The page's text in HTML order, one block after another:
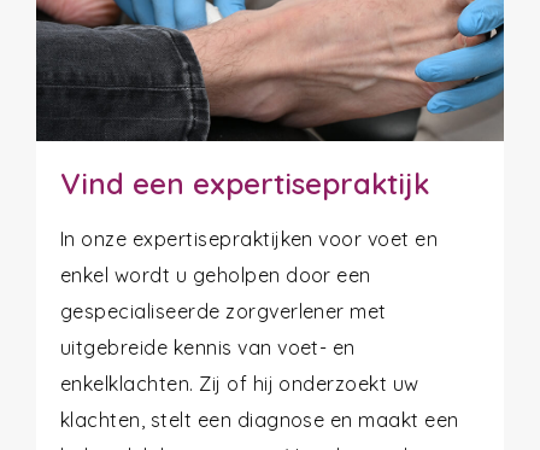
Vind een expertisepraktijk
In onze expertisepraktijken voor voet en
enkel wordt u geholpen door een
gespecialiseerde zorgverlener met
uitgebreide kennis van voet- en
enkelklachten. Zij of hij onderzoekt uw
klachten, stelt een diagnose en maakt een